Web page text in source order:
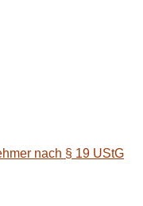
nach § 19 UStG